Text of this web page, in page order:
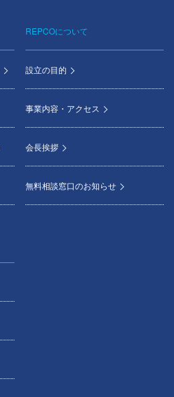
REPCOについて
設立の目的
事業内容・アクセス
会長挨拶
無料相談窓口のお知らせ